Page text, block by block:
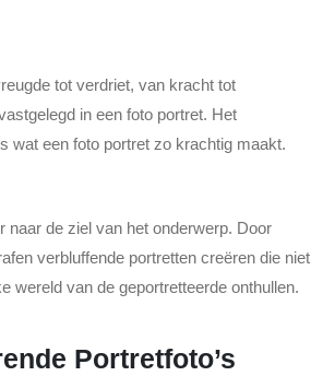
tot verdriet, van kracht tot
in een foto portret. Het
wat een foto portret zo krachtig maakt.
naar de ziel van het onderwerp. Door
verbluffende portretten creëren die niet
wereld van de geportretteerde onthullen.
Portretfoto’s